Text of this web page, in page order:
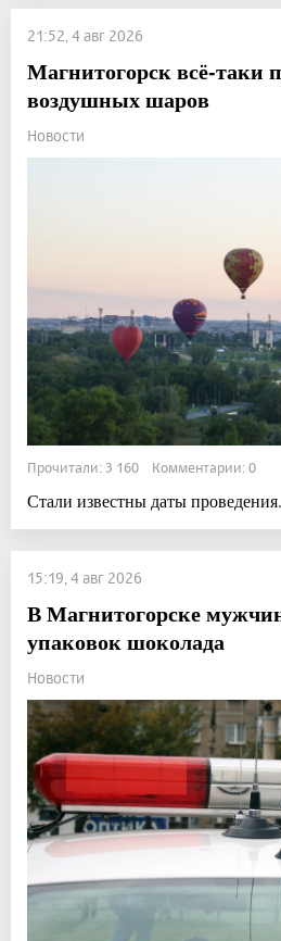
21:52, 4 авг 2026
Магнитогорск всё-таки
воздушных шаров
Новости
Прочитали: 3 160 Комментарии: 0
Стали известны даты проведения.
15:19, 4 авг 2026
В Магнитогорске
упаковок шоколада
Новости